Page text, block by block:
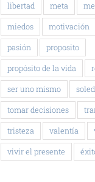
libertad meta
miedos motivación
pasión proposito
propósito de la vida
ser uno mismo
tomar decisiones
tristeza valentía
vivir el presente